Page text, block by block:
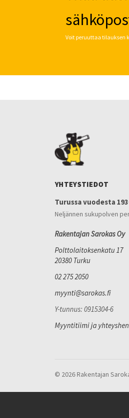
Voit peruuttaa tilauksen
YHTEYSTIEDOT
Turussa vuodesta
Neljännen sukupolven
Rakentajan Sarokas Oy
Polttolaitoksenkatu 17
20380 Turku
02 275 2050
myynti@sarokas.fi
Y-tunnus: 0915304-6
Myyntitiimi ja
© 2026 Rakentajan